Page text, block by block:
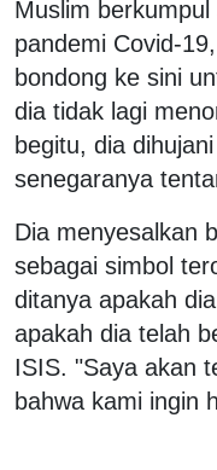
Muslim
pandemi Covid-
bondong ke sini
dia tidak lagi
begitu, dia
senegaranya
Dia menyesalkan
sebagai simbol
ditanya apakah
apakah dia telah
ISIS. "Saya akan
bahwa kami ingin